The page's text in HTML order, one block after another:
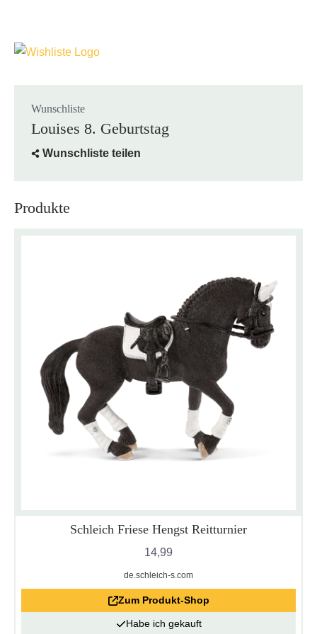
Wunschliste
Louises 8. Geburtstag
Wunschliste teilen
Produkte
Schleich Friese Hengst Reitturnier
14,99
de.schleich-s.com
Zum Produkt-Shop
Habe ich gekauftDatenschutzerklärung